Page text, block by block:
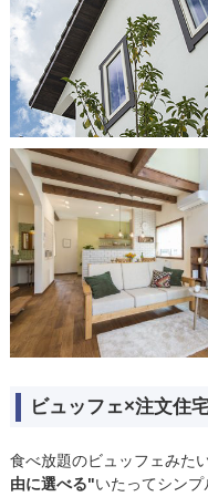
ビュッフェ×注文住
食べ放題のビュッフェみたい
由に選べる"いたってシン